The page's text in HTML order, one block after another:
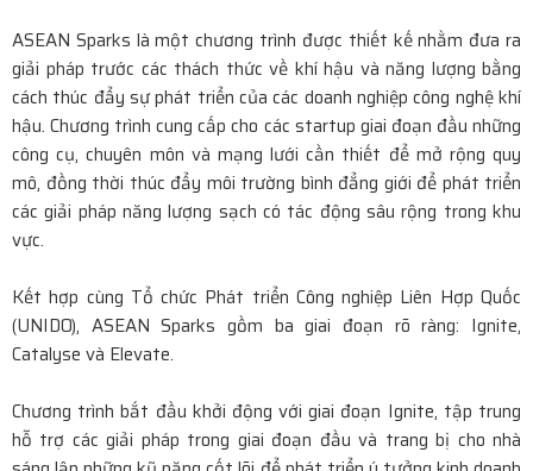
cho người bệnh?
Vedette Kim Hân ghi dấu ấn rực rỡ trên sàn diễn Ocean
Fest 2
Thương mại Việt Nam - Hoa Kỳ thúc đẩy mở rộng đối
UEB Voice Up 2025: Sân chơi MC & Debate lần đầu tiên
tại UEB khép lại với mùa giải bùng nổ
Chung kết MIC VÀNG SINH VIÊN 2025: Bùng nổ hơn khi
có 2 giám khảo Thuận Nguyễn và Trần Ngọc Vàng ngồi
ASEAN Sparks là một chương trình được thiết kế nhằm đưa ra
giải pháp trước các thách thức về khí hậu và năng lượng bằng
cách thúc đẩy sự phát triển của các doanh nghiệp công nghệ khí
hậu. Chương trình cung cấp cho các startup giai đoạn đầu những
công cụ, chuyên môn và mạng lưới cần thiết để mở rộng quy
mô, đồng thời thúc đẩy môi trường bình đẳng giới để phát triển
các giải pháp năng lượng sạch có tác động sâu rộng trong khu
vực.
Kết hợp cùng Tổ chức Phát triển Công nghiệp Liên Hợp Quốc
(UNIDO), ASEAN Sparks gồm ba giai đoạn rõ ràng: Ignite,
Catalyse và Elevate.
Chương trình bắt đầu khởi động với giai đoạn Ignite, tập trung
hỗ trợ các giải pháp trong giai đoạn đầu và trang bị cho nhà